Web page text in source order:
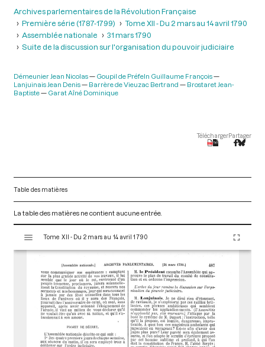
Archives parlementaires de la Révolution Française
Première série (1787-1799)
Tome XII - Du 2 mars au 14 avril 1790
Assemblée nationale
31 mars 1790
Suite de la discussion sur l'organisation du pouvoir judiciaire
Démeunier Jean Nicolas
Goupil de Préfeln Guillaume François
Lanjuinais Jean Denis
Barrère de Vieuzac Bertrand
Brostaret Jean-
Baptiste
Garat Aîné Dominique
TéléchargerPartager
Table des matières
La table des matières ne contient aucune entrée.
s
Tome XII - Du 2 mars au 14 avril 1790